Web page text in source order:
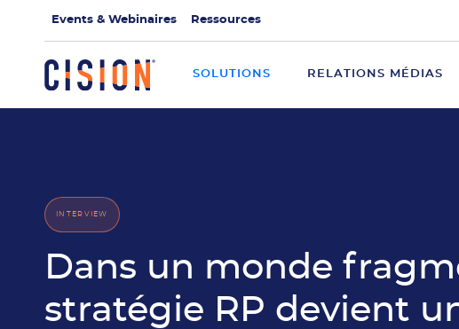
Events & Webinaires Ressources
SOLUTIONS RELATIONS MÉDIAS
INTERVIEW
Dans un monde
stratégie RP devient